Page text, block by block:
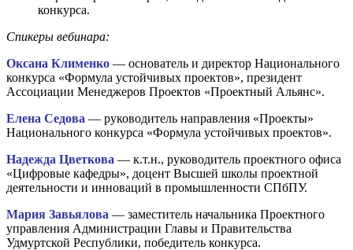
конкурса.
Спикеры вебинара:
Оксана Клименко — основатель и директор Национального
конкурса «Формула устойчивых проектов», президент
Ассоциации Менеджеров Проектов «Проектный Альянс».
Елена Седова — руководитель направления «Проекты»
Национального конкурса «Формула устойчивых проектов».
Надежда Цветкова — к.т.н., руководитель проектного офиса
«Цифровые кафедры», доцент Высшей школы проектной
деятельности и инноваций в промышленности СПбПУ.
Мария Завьялова — заместитель начальника Проектного
управления Администрации Главы и Правительства
Удмуртской Республики, победитель конкурса.